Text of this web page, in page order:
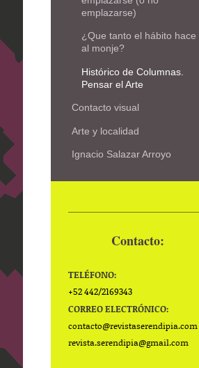
emplazarse)
¿Que tanto el hábito hace
al monje?
Histórico de Columnas.
Pensar el Arte
Contacto visual
Arte y localidad
Ignacio Salazar Arroyo
Contacto:
TELÉFONO:
+52 442/2169343
CORREO ELECTRÓNICO:
contacto@revistaserendipia.com
revista.serendipia@gmail.com